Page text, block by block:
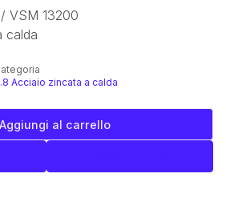
VSM 13200
calda
Acciaio zincata a calda
Aggiungi al carrello